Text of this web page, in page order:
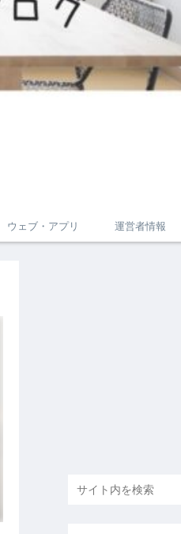
ウェブ・アプリ 運営者情報